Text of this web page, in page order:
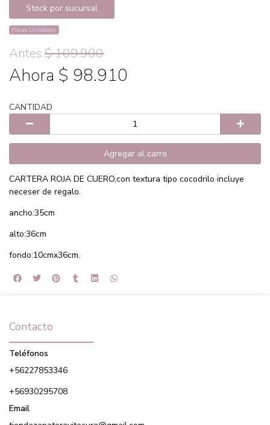
Stock por sucursal
Pocas Unidades.
Antes $ 109.900
Ahora $ 98.910
CANTIDAD
Agregar al carro
CARTERA ROJA DE CUERO,con textura tipo cocodrilo incluye
neceser de regalo.
ancho:35cm
alto:36cm
fondo:10cmx36cm.
Contacto
Teléfonos
+56227853346
+56930295708
Email